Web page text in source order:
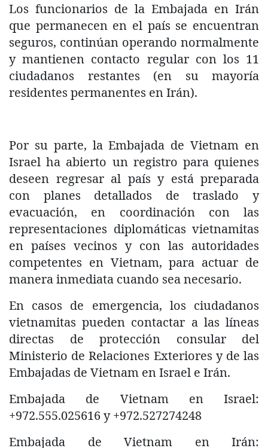
Los funcionarios de la Embajada en Irán
que permanecen en el país se encuentran
seguros, continúan operando normalmente
y mantienen contacto regular con los 11
ciudadanos restantes (en su mayoría
residentes permanentes en Irán).
Por su parte, la Embajada de Vietnam en
Israel ha abierto un registro para quienes
deseen regresar al país y está preparada
con planes detallados de traslado y
evacuación, en coordinación con las
representaciones diplomáticas vietnamitas
en países vecinos y con las autoridades
competentes en Vietnam, para actuar de
manera inmediata cuando sea necesario.
En casos de emergencia, los ciudadanos
vietnamitas pueden contactar a las líneas
directas de protección consular del
Ministerio de Relaciones Exteriores y de las
Embajadas de Vietnam en Israel e Irán.
Embajada de Vietnam en Israel:
+972.555.025616 y +972.527274248
Embajada de Vietnam en Irán: